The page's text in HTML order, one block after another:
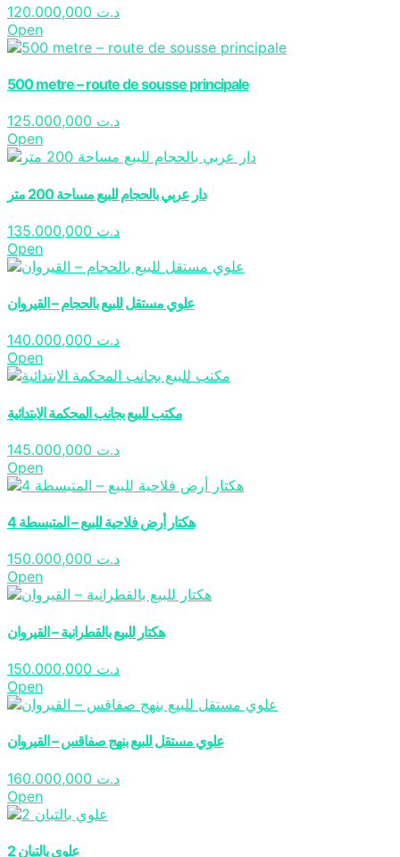
د.ت
Open
500 metre – route de sousse principale
د.ت
Open
دار عربي بالحجام للبيع مساحة 200 متر
د.ت
Open
علوي مستقل للبيع بالحجام – القيروان
د.ت
Open
مكتب للبيع بجانب المحكمة الابتدائية
د.ت
Open
4 هكتار أرض فلاحية للبيع – المتبسطة
د.ت
Open
هكتار للبيع بالقطرانية – القيروان
د.ت
Open
علوي مستقل للبيع بنهج صفاقس – القيروان
د.ت
Open
2 علوي بالتبان